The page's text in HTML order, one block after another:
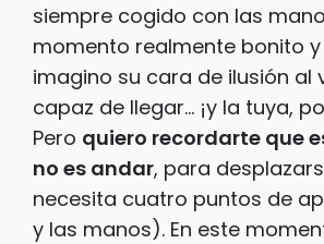
siempre cogido con las
momento realmente bonito
imagino su cara de ilusión al
capaz de llegar… ¡y la tuya,
Pero quiero recordarte que
no es andar, para
necesita cuatro puntos de
y las manos). En este